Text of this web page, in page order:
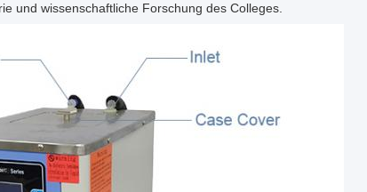
und wissenschaftliche Forschung des Colleges.